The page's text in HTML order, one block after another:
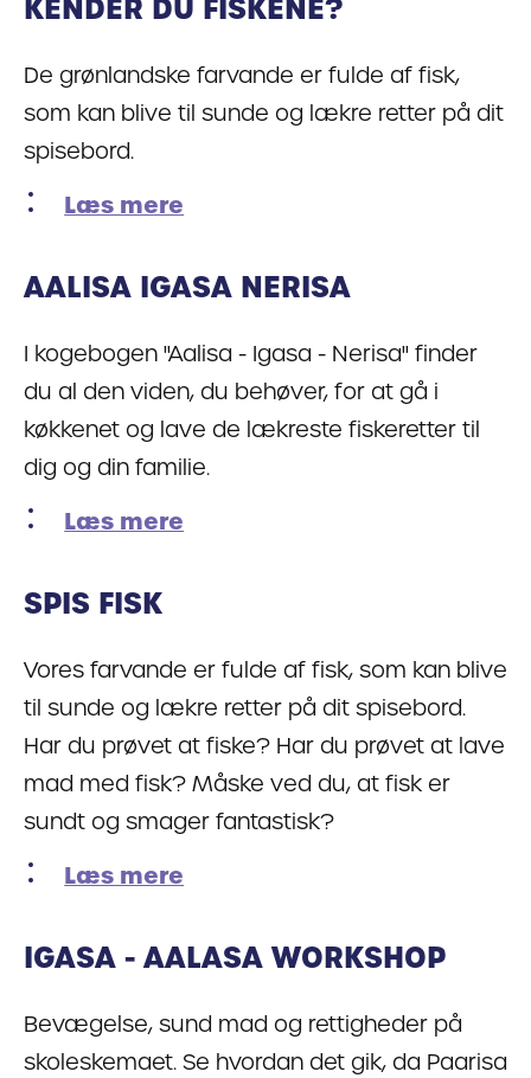
KENDER DU FISKENE?
De grønlandske farvande er fulde af fisk,
som kan blive til sunde og lækre retter på dit
spisebord.
Læs mere
AALISA IGASA NERISA
I kogebogen "Aalisa - Igasa - Nerisa" finder
du al den viden, du behøver, for at gå i
køkkenet og lave de lækreste fiskeretter til
dig og din familie.
Læs mere
SPIS FISK
Vores farvande er fulde af fisk, som kan blive
til sunde og lækre retter på dit spisebord.
Har du prøvet at fiske? Har du prøvet at lave
mad med fisk? Måske ved du, at fisk er
sundt og smager fantastisk?
Læs mere
IGASA - AALASA WORKSHOP
Bevægelse, sund mad og rettigheder på
skoleskemaet. Se hvordan det gik, da Paarisa